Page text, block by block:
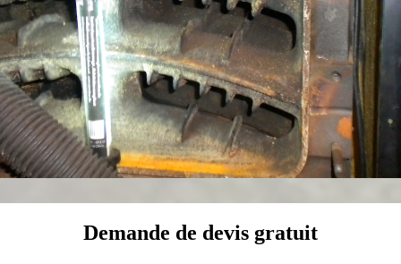
Demande de devis gratuit